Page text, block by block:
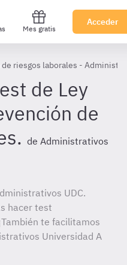
Mes gratis
Acceder
riesgos laborales -
de Ley
de
de Administrativos
UDC.
hacer test
te facilitamos
Universidad A